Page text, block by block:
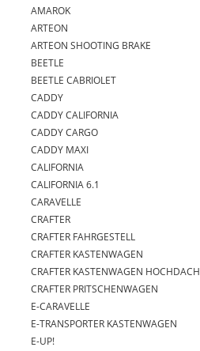
AMAROK
ARTEON
ARTEON SHOOTING BRAKE
BEETLE
BEETLE CABRIOLET
CADDY
CADDY CALIFORNIA
CADDY CARGO
CADDY MAXI
CALIFORNIA
CALIFORNIA 6.1
CARAVELLE
CRAFTER
CRAFTER FAHRGESTELL
CRAFTER KASTENWAGEN
CRAFTER KASTENWAGEN HOCHDACH
CRAFTER PRITSCHENWAGEN
E-CARAVELLE
E-TRANSPORTER KASTENWAGEN
E-UP!